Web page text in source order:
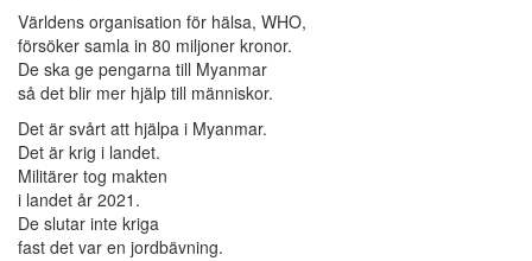
Världens organisation för hälsa, WHO,
försöker samla in 80 miljoner kronor.
De ska ge pengarna till Myanmar
så det blir mer hjälp till människor.
Det är svårt att hjälpa i Myanmar.
Det är krig i landet.
Militärer tog makten
i landet år 2021.
De slutar inte kriga
fast det var en jordbävning.